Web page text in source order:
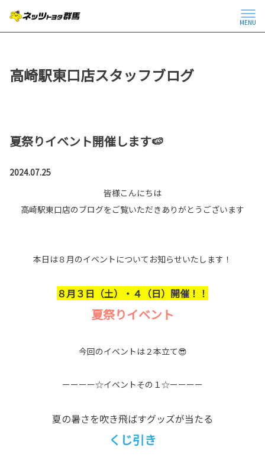
MENU
高崎駅東口店スタッフブログ
夏祭りイベント開催します🍉
2024.07.25
皆様こんにちは
高崎駅東口店のブログをご覧いただきありがとうございます
本日は８月のイベントについてお知らせいたします！
８月３日（土）・４（日）開催！！
夏祭りイベント
今回のイベントは２本立て😎
ーーーー☆イベントその１☆ーーーー
夏の暑さを吹き飛ばすグッズが当たる
くじ引き